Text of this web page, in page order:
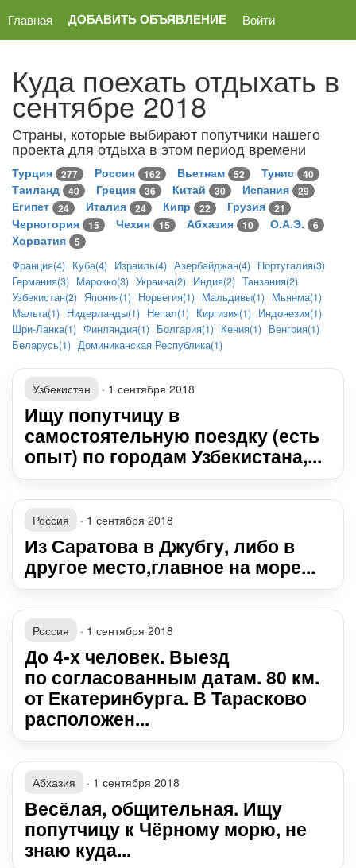
Главная ДОБАВИТЬ ОБЪЯВЛЕНИЕ Войти
Куда поехать отдыхать в
сентябре 2018
Страны, которые выбирают попутчики нашего
проекта для отдыха в этом период времени
Турция 277 Россия 162 Вьетнам 52 Тунис 40
Таиланд 40 Греция 36 Китай 30 Испания 29
Египет 24 Италия 24 Кипр 22 Грузия 21
Черногория 15 Чехия 15 Абхазия 10 О.А.Э. 6
Хорватия
5
Франция(4) Куба(4) Израиль(4) Азербайджан(4) Португалия(3)
Германия(3) Марокко(3) Украина(2) Индия(2) Танзания(2)
Узбекистан(2) Япония(1) Норвегия(1) Мальдивы(1) Мьянма(1)
Мальта(1) Нидерланды(1) Непал(1) Киргизия(1) Индонезия(1)
Шри-Ланка(1) Финляндия(1) Болгария(1) Кения(1) Венгрия(1)
Беларусь(1) Доминиканская Республика(1)
Узбекистан · 1 сентября 2018
Ищу попутчицу в
самостоятельную поездку (есть
опыт) по городам Узбекистана,...
Россия · 1 сентября 2018
Из Саратова в Джубгу, либо в
другое место,главное на море...
Россия · 1 сентября 2018
До 4-х человек. Выезд
по согласованным датам. 80 км.
от Екатеринбурга. В Тарасково
расположен...
Абхазия · 1 сентября 2018
Весёлая, общительная. Ищу
попутчицу к Чёрному морю, не
знаю куда...